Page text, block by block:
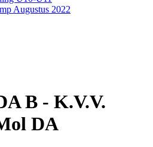
Augustus 2022
B - K.V.V.
DA